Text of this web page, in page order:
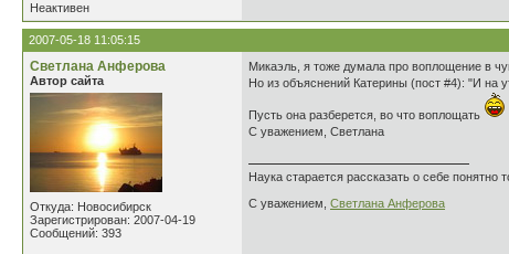
Неактивен
2007-05-18 11:05:15
Светлана Анферова
Автор сайта
Откуда: Новосибирск
Зарегистрирован: 2007-04-19
Сообщений: 393
Микаэль, я тоже думала про воплощение в
Но из объяснений Катерины (пост #4): "И на
Пусть она разберется, во что воплощать
С уважением, Светлана
Наука старается рассказать о себе понятно
С уважением, Светлана Анферова